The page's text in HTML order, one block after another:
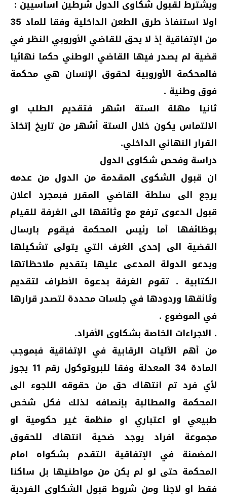
ويشترط لقبول شكاوى الدول شرطين اساسيين :
اولا استنفاذ طرق الطعن الداخلية وفقا للماد 35
من الإتفاقية إذ لا يحق للقاضي الأوروبي النظر في
قضية لم يصدر فيها القاضي الوطني حكما نهائيا
فالمحكمة الأوروبية لحقوق الإنسان هي محكمة
فوق وطنية .
ثانيا مهلة الستة اشهر فتقديم الطلب او
الالتماس يكون خلال الستة أشهر من تاريخ إتخاذ
القرار النهائي الداخلي.
دراسة وفحص شكاوى الدول
ان قبول الشكوى المقدمة من الدول من عدمه
يرجع الى سلطة القاضي المقرر فبمجرد اعلان
قبول الدعوى ترفع مع وثائقها الى الغرفة للقيام
بوظائفها أما رئيس المحكمة فيقوم بارسال
القضية الى إحدى الغرف التي يتولى تشكيلها
ويدعو الدولة المدعى عليها بتقديم ملاحظاتها
الكتابية . تقوم الغرفة بدعوة الأطراف لتقديم
وثائقها وردودها في جلسات محددة لتصدر قرارها
في الموضوع .
. الاجراءات الخاصة بشكاوى الأفراد.
من أهم الآليات الرقابية في الإتفاقية فبموجب
المادة 34 المعدلة وفقا للبروتوكول رقم 11 يجوز
لأي فرد تم انتهاك حق من حقوقه اللجوء الى
المحكمة والمطالبة بإنصافه لذلك فكل شخص
طبيعي او اعتباري او منظمة غير حكومية او
مجموعة افراد يوجد ضحية انتهاك للحقوق
المضمنة في الإتفاقية التقدم بشكواه امام
المحكمة حتى لو لم يكن من مواطنيها بل ساكنا
فقط او لاجئا ومن شروط قبول الشكاوى الفردية